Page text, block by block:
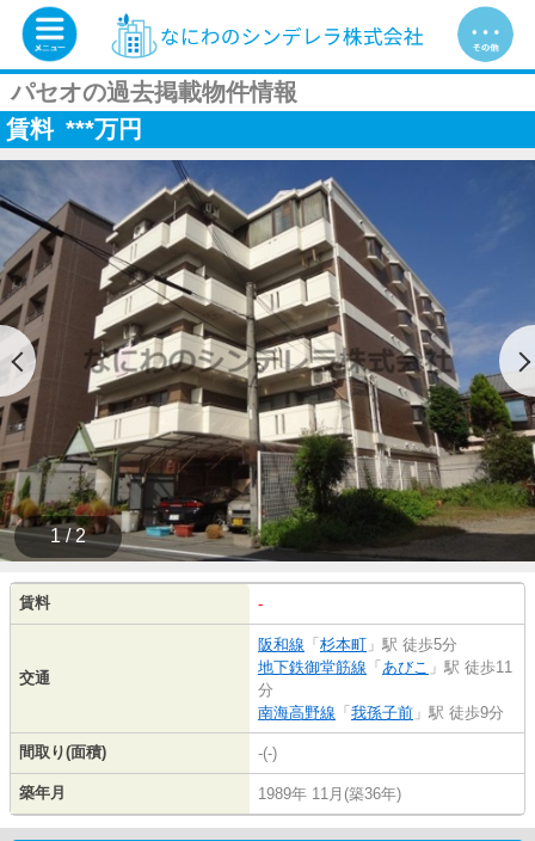
パセオの過去掲載物件情報
賃料 ***万円
1 / 2
賃料 -
交通
阪和線 「 杉本町 」駅 徒歩5分
地下鉄御堂筋線 「 あびこ 」駅 徒歩11
分
南海高野線 「 我孫子前 」駅 徒歩9分
間取り(面積) -(-)
築年月 1989年 11月(築36年)